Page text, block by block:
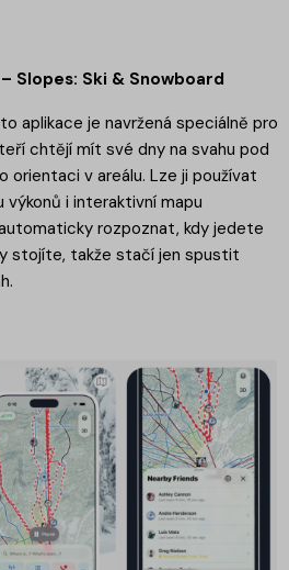
Slopes: Ski & Snowboard
aplikace je navržená speciálně pro
chtějí mít své dny na svahu pod
orientaci v areálu. Lze ji používat
výkonů i interaktivní mapu
rozpoznat, kdy jedete
stojíte, takže stačí jen spustit